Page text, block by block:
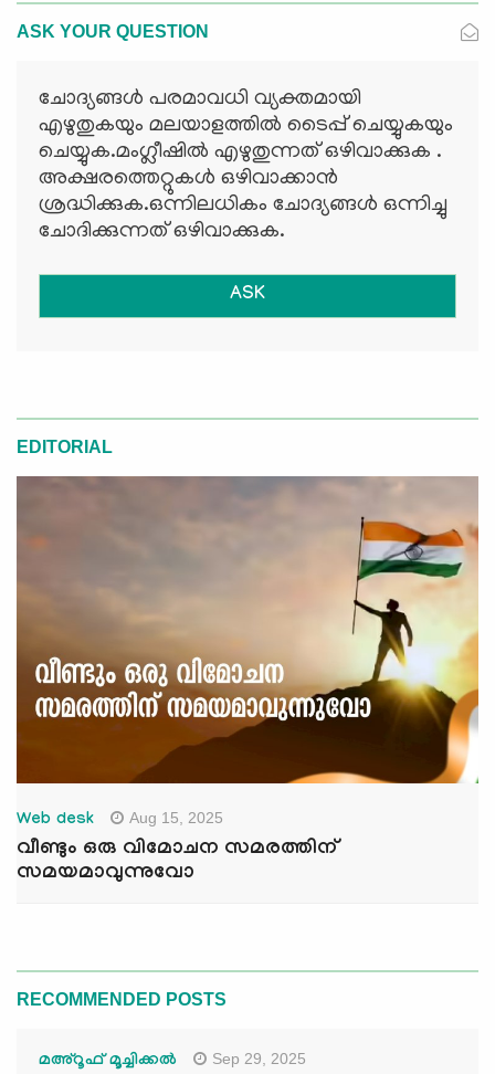
ASK YOUR QUESTION
ചോദ്യങ്ങള്‍ പരമാവധി വ്യക്തമായി
എഴുതുകയും മലയാളത്തില്‍ ടൈപ്പ് ചെയ്യുകയും
ചെയ്യുക.മംഗ്ലീഷില്‍ എഴുതുന്നത് ഒഴിവാക്കുക .
അക്ഷരത്തെറ്റുകള്‍ ഒഴിവാക്കാന്‍
ശ്രദ്ധിക്കുക.ഒന്നിലധികം ചോദ്യങ്ങള്‍ ഒന്നിച്ചു
ചോദിക്കുന്നത് ഒഴിവാക്കുക.
ASK
EDITORIAL
Web desk Aug 15, 2025
വീണ്ടും ഒരു വിമോചന സമരത്തിന്
സമയമാവുന്നുവോ
RECOMMENDED POSTS
മഅ്റൂഫ് മൂച്ചിക്കല്‍ Sep 29, 2025